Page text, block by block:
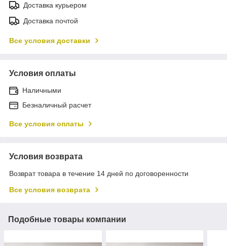
Доставка курьером
Доставка почтой
Все условия доставки
Условия оплаты
Наличными
Безналичный расчет
Все условия оплаты
Условия возврата
Возврат товара в течение 14 дней по договоренности
Все условия возврата
Подобные товары компании